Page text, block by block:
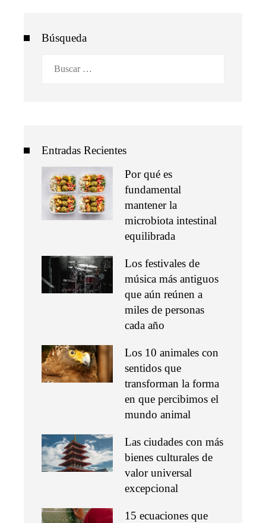
Búsqueda
Entradas Recientes
Por qué es
fundamental
mantener la
microbiota intestinal
equilibrada
Los festivales de
música más antiguos
que aún reúnen a
miles de personas
cada año
Los 10 animales con
sentidos que
transforman la forma
en que percibimos el
mundo animal
Las ciudades con más
bienes culturales de
valor universal
excepcional
15 ecuaciones que